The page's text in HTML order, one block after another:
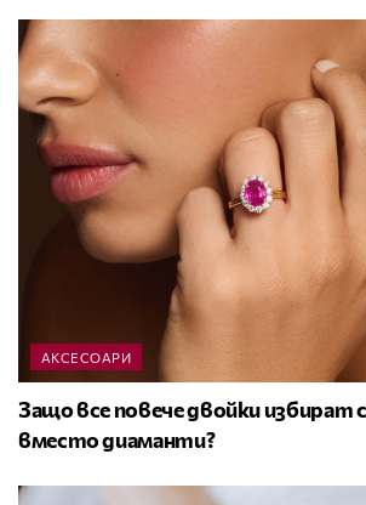
АКСЕСОАРИ
Защо все повече двойки избират
вместо диаманти?